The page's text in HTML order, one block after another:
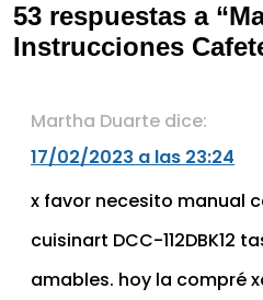
53 respuestas a
Instrucciones
Martha Duarte dice:
17/02/2023 a las 23:24
x favor necesito manual
cuisinart DCC-112DBK12
amables. hoy la compré